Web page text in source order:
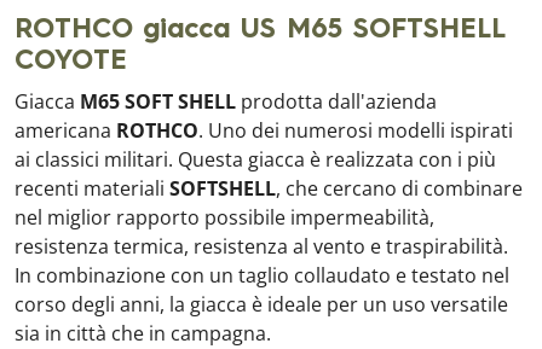
ROTHCO giacca US M65 SOFTSHELL
COYOTE
Giacca M65 SOFT SHELL prodotta dall'azienda
americana ROTHCO. Uno dei numerosi modelli ispirati
ai classici militari. Questa giacca è realizzata con i più
recenti materiali SOFTSHELL, che cercano di combinare
nel miglior rapporto possibile impermeabilità,
resistenza termica, resistenza al vento e traspirabilità.
In combinazione con un taglio collaudato e testato nel
corso degli anni, la giacca è ideale per un uso versatile
sia in città che in campagna.